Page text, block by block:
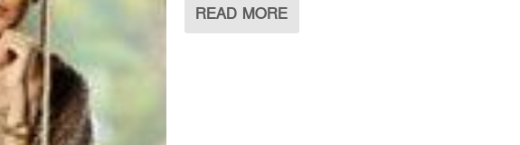
READ MORE